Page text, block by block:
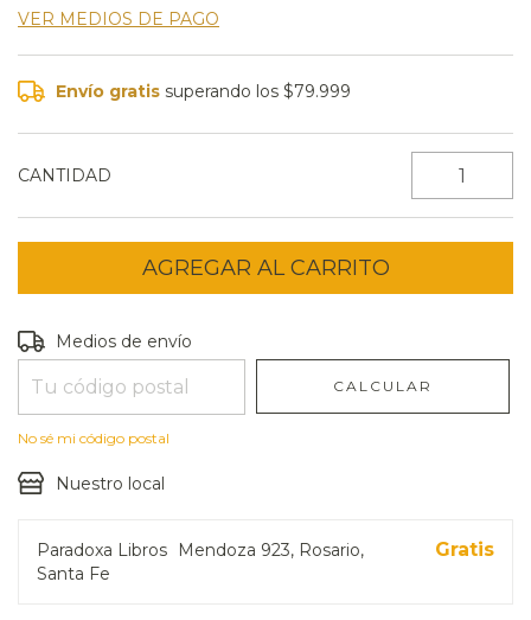
VER MEDIOS DE PAGO
Envío gratis superando los$79.999
CANTIDAD
Entregas para el CP:
Medios de envío
CALCULAR
No sé mi código postal
Nuestro local
Paradoxa Libros
Mendoza 923, Rosario,
Santa Fe
Gratis